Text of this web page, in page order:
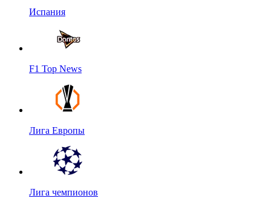
Испания
F1 Top News
Лига Европы
Лига чемпионов